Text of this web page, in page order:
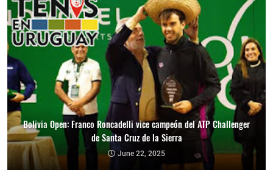
Bolivia Open: Franco Roncadelli vice campeón del ATP Challenger
de Santa Cruz de la Sierra
June 22, 2025